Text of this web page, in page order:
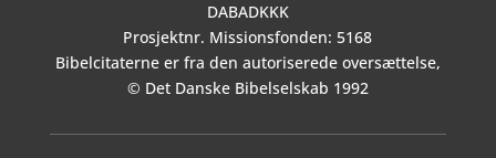
DABADKKK
Prosjektnr. Missionsfonden: 5168
Bibelcitaterne er fra den autoriserede oversættelse,
© Det Danske Bibelselskab 1992